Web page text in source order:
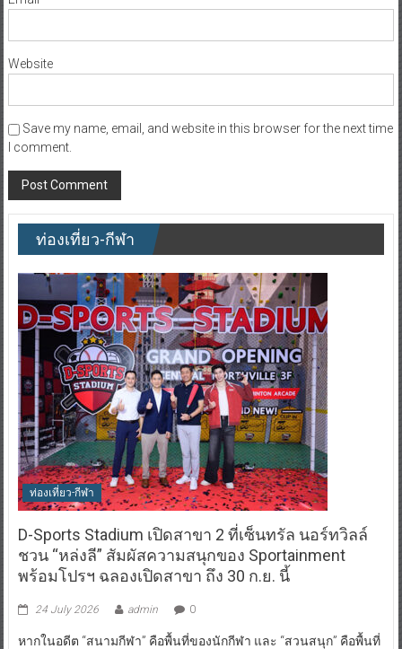
Website
Save my name, email, and website in this browser for the next time
I comment.
ท่องเที่ยว-กีฬา
ท่องเที่ยว-กีฬา
D-Sports Stadium เปิดสาขา 2 ที่เซ็นทรัล นอร์ทวิลล์
ชวน “หล่งลี” สัมผัสความสนุกของ Sportainment
พร้อมโปรฯ ฉลองเปิดสาขา ถึง 30 ก.ย. นี้
24 July 2026 admin 0
หากในอดีต “สนามกีฬา” คือพื้นที่ของนักกีฬา และ “สวนสนุก” คือพื้นที่